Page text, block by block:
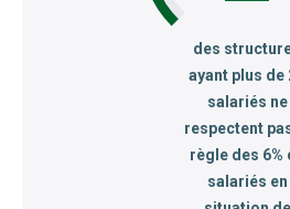
:des
ayant plus de
salariés ne
respectent
règle des 6%
salariés en